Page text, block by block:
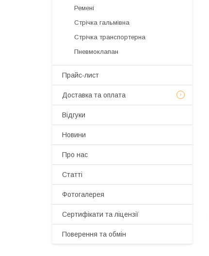
Ремені
Стрічка гальмівна
Стрічка транспортерна
Пневмоклапан
Прайс-лист
Доставка та оплата
Відгуки
Новини
Про нас
Статті
Фотогалерея
Сертифікати та ліцензії
Поверення та обмін